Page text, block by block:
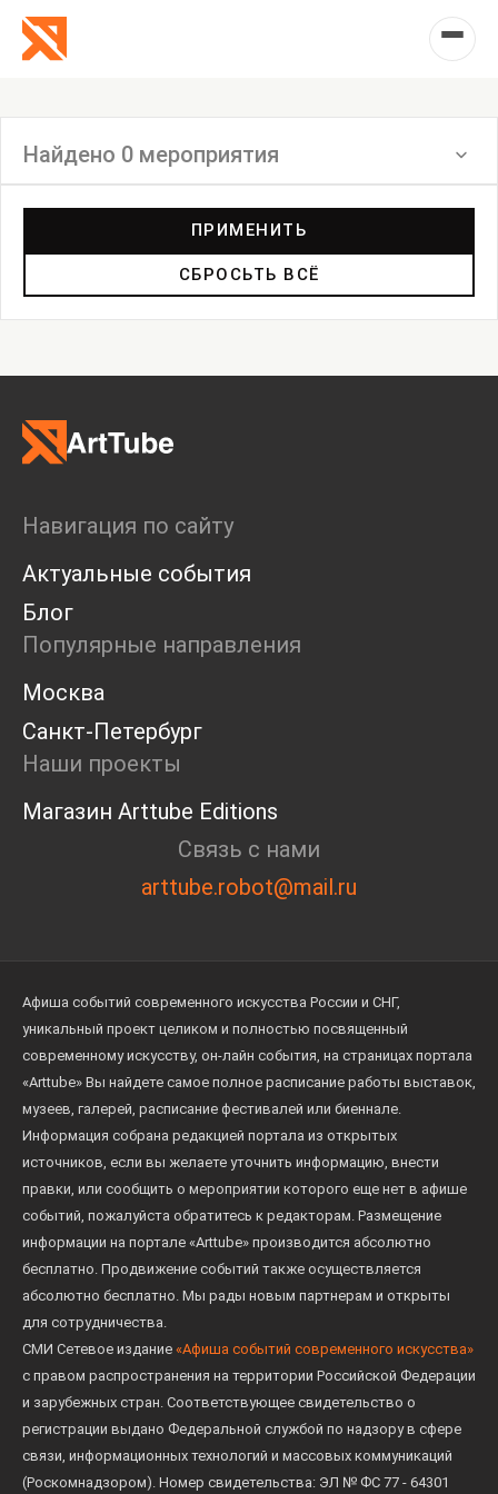
Найдено 0 мероприятия
Инсталляция
Мастерские
Дискуссия
Пост-релиз
Маркет
Интервью
Open call
Экскурсия
Дискуссия
Cosmoscow 2024
Blazar 2024
Встречи
Круглый стол
ПРИМЕНИТЬ
СБРОСЬТЬ ВСЁ
Навигация по сайту
Актуальные события
Блог
Популярные направления
Москва
Санкт-Петербург
Наши проекты
Магазин Arttube Editions
Связь с нами
arttube.robot@mail.ru
Афиша событий современного искусства России и СНГ,
уникальный проект целиком и полностью посвященный
современному искусству, он-лайн события, на страницах портала
«Arttube» Вы найдете самое полное расписание работы выставок,
музеев, галерей, расписание фестивалей или биеннале.
Информация собрана редакцией портала из открытых
источников, если вы желаете уточнить информацию, внести
правки, или сообщить о мероприятии которого еще нет в афише
событий, пожалуйста обратитесь к редакторам. Размещение
информации на портале «Arttube» производится абсолютно
бесплатно. Продвижение событий также осуществляется
абсолютно бесплатно. Мы рады новым партнерам и открыты
для сотрудничества.
СМИ Сетевое издание «Афиша событий современного искусства»
с правом распространения на территории Российской Федерации
и зарубежных стран. Соответствующее свидетельство о
регистрации выдано Федеральной службой по надзору в сфере
связи, информационных технологий и массовых коммуникаций
(Роскомнадзором). Номер свидетельства: ЭЛ № ФС 77 - 64301